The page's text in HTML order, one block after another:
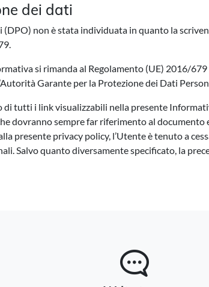
dei dati
(DPO) non è stata individuata in quanto la
si rimanda al Regolamento (UE) 2016/
Garante per la Protezione dei Dati
di tutti i link visualizzabili nella presente
dovranno sempre far riferimento al
presente privacy policy, l’Utente è tenuto a
Salvo quanto diversamente specificato, la